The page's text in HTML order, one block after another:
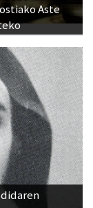
Aste